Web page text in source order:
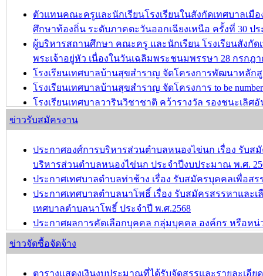
ตัวแทนคณะครูและนักเรียนโรงเรียนในสังกัดเทศบาลเ
ศึกษาท้องถิ่น ระดับภาคตะวันออกเฉียงเหนือ ครั้งที่ 30 ปร
ผู้บริหารสถานศึกษา คณะครู และนักเรียน โรงเรียนสังกั
พระเจ้าอยู่หัว เนื่องในวันเฉลิมพระชนมพรรษา 28 กรกฎ
โรงเรียนเทศบาลบ้านสุขสำราญ จัดโครงการพัฒนาหลั
โรงเรียนเทศบาลบ้านสุขสำราญ จัดโครงการ to be
โรงเรียนเทศบาลวารินวิชาชาติ คว้ารางวัล รองชนะเลิศ
อายุไม่เกิน 12 ปี ครั้งที่ 2 ประจำปีการศึกษา 2567
ข่าวรับสมัครงาน
ประกาศองศ์การบริหารส่วนตำบลหนองไข่นก เรื่อง รับส
บริหารส่วนตำบลหนองไข่นก ประจำปีงบประมาณ พ.ศ.
ประกาศเทศบาลตำบลท่าช้าง เรื่อง รับสมัครบุคคลเพื่อส
ประกาศเทศบาลตำบลนาโพธิ์ เรื่อง รับสมัครสรรหาและ
เทศบาลตำบลนาโพธิ์ ประจำปี พ.ศ.2568
ประกาศผลการคัดเลือกบุคคล กลุ่มบุคคล องค์กร หรือห
วัฒนธรรม ประจำปี พ.ศ.2568
ขอความอนุเคราะห์ประชาสัมพันธ์การรับสมัครเพื่อคัด
เสริมและรักษามรดกภูมิปัญญาทางวัฒนธรรม ประจำปี พ.
ข่าวจัดซื้อจัดจ้าง
ตารางแสดงเงินงบประมาณที่ได้รับจัดสรรและรายละเอี